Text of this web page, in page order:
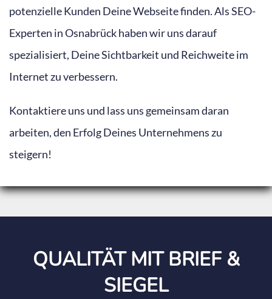
potenzielle Kunden Deine Webseite finden. Als SEO-
Experten in Osnabrück haben wir uns darauf
spezialisiert, Deine Sichtbarkeit und Reichweite im
Internet zu verbessern.
Kontaktiere uns und lass uns gemeinsam daran
arbeiten, den Erfolg Deines Unternehmens zu
steigern!
QUALITÄT MIT BRIEF &
SIEGEL